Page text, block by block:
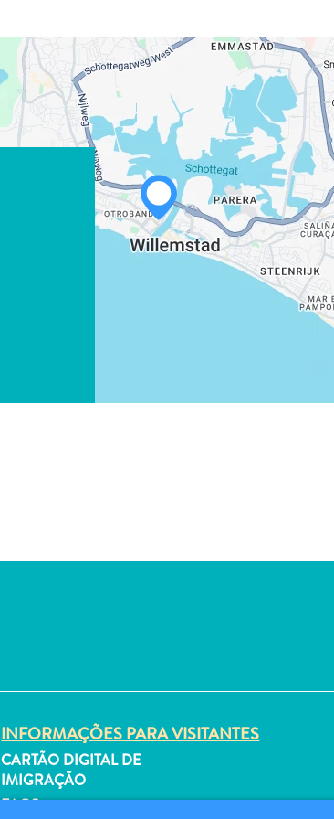
WHATSAPP
INFORMAÇÕES PARA VISITANTES
CARTÃO DIGITAL DE
IMIGRAÇÃO
FAQS